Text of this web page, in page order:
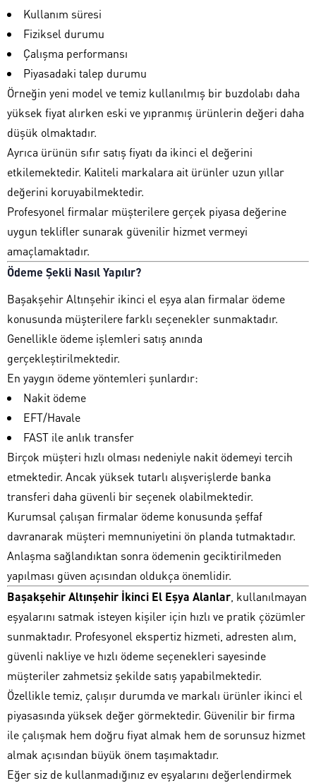
Kullanım süresi
Fiziksel durumu
Çalışma performansı
Piyasadaki talep durumu
Örneğin yeni model ve temiz kullanılmış bir buzdolabı daha
yüksek fiyat alırken eski ve yıpranmış ürünlerin değeri daha
düşük olmaktadır.
Ayrıca ürünün sıfır satış fiyatı da ikinci el değerini
etkilemektedir. Kaliteli markalara ait ürünler uzun yıllar
değerini koruyabilmektedir.
Profesyonel firmalar müşterilere gerçek piyasa değerine
uygun teklifler sunarak güvenilir hizmet vermeyi
amaçlamaktadır.
Ödeme Şekli Nasıl Yapılır?
Başakşehir Altınşehir ikinci el eşya alan firmalar ödeme
konusunda müşterilere farklı seçenekler sunmaktadır.
Genellikle ödeme işlemleri satış anında
gerçekleştirilmektedir.
En yaygın ödeme yöntemleri şunlardır:
Nakit ödeme
EFT/Havale
FAST ile anlık transfer
Birçok müşteri hızlı olması nedeniyle nakit ödemeyi tercih
etmektedir. Ancak yüksek tutarlı alışverişlerde banka
transferi daha güvenli bir seçenek olabilmektedir.
Kurumsal çalışan firmalar ödeme konusunda şeffaf
davranarak müşteri memnuniyetini ön planda tutmaktadır.
Anlaşma sağlandıktan sonra ödemenin geciktirilmeden
yapılması güven açısından oldukça önemlidir.
Başakşehir Altınşehir İkinci El Eşya Alanlar, kullanılmayan
eşyalarını satmak isteyen kişiler için hızlı ve pratik çözümler
sunmaktadır. Profesyonel ekspertiz hizmeti, adresten alım,
güvenli nakliye ve hızlı ödeme seçenekleri sayesinde
müşteriler zahmetsiz şekilde satış yapabilmektedir.
Özellikle temiz, çalışır durumda ve markalı ürünler ikinci el
piyasasında yüksek değer görmektedir. Güvenilir bir firma
ile çalışmak hem doğru fiyat almak hem de sorunsuz hizmet
almak açısından büyük önem taşımaktadır.
Eğer siz de kullanmadığınız ev eşyalarını değerlendirmek